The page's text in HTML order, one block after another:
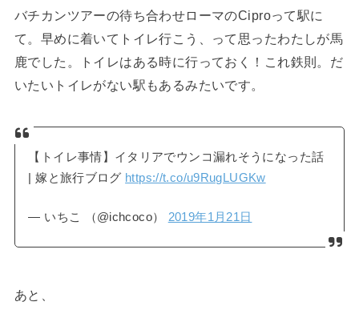
バチカンツアーの待ち合わせローマのCiproって駅に
て。早めに着いてトイレ行こう、って思ったわたしが馬
鹿でした。トイレはある時に行っておく！これ鉄則。だ
いたいトイレがない駅もあるみたいです。
【トイレ事情】イタリアでウンコ漏れそうになった話
| 嫁と旅行ブログ https://t.co/u9RugLUGKw
— いちこ （@ichcoco） 2019年1月21日
あと、